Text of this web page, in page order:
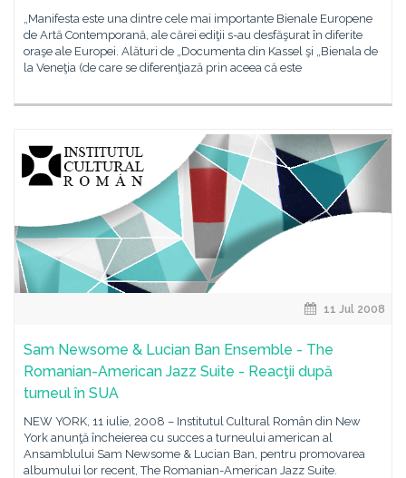
„Manifesta este una dintre cele mai importante Bienale Europene
de Artă Contemporană, ale cărei ediţii s-au desfăşurat în diferite
oraşe ale Europei. Alături de „Documenta din Kassel şi „Bienala de
la Veneţia (de care se diferenţiază prin aceea că este
11 Jul 2008
Sam Newsome & Lucian Ban Ensemble - The
Romanian-American Jazz Suite - Reacţii după
turneul în SUA
NEW YORK, 11 iulie, 2008 – Institutul Cultural Român din New
York anunţă încheierea cu succes a turneului american al
Ansamblului Sam Newsome & Lucian Ban, pentru promovarea
albumului lor recent, The Romanian-American Jazz Suite.